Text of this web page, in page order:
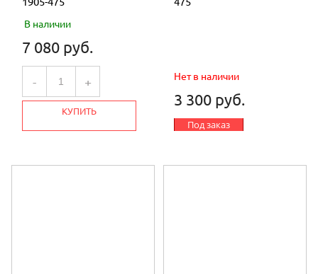
В наличии
7 080 руб.
- +
КУПИТЬ
Нет в наличии
3 300 руб.
Под заказ